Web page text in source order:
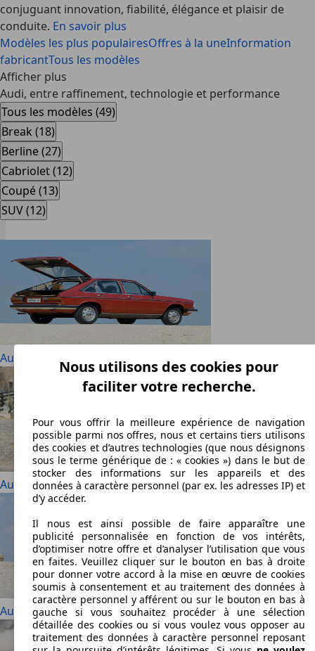
conjuguant innovation, fiabilité, élégance et plaisir de
conduite. En savoir plus
Modèles les plus populairesOffres à la uneInformation
fabricantTous les modèles
Afficher plus
Audi, entre raffinement, technologie et performance
Tous les modèles (49)
Break (18)
Berline (27)
Cabriolet (12)
Coupé (13)
SUV (12)
Audi 100
Audi 200
Audi 80
Nous utilisons des cookies pour
faciliter votre recherche.
Pour vous offrir la meilleure expérience de navigation
possible parmi nos offres, nous et certains tiers utilisons
des cookies et d’autres technologies (que nous désignons
sous le terme générique de : « cookies ») dans le but de
stocker des informations sur les appareils et des
données à caractère personnel (par ex. les adresses IP) et
d’y accéder.
Il nous est ainsi possible de faire apparaître une
publicité personnalisée en fonction de vos intérêts,
d’optimiser notre offre et d’analyser l’utilisation que vous
en faites. Veuillez cliquer sur le bouton en bas à droite
pour donner votre accord à la mise en œuvre de cookies
soumis à consentement et au traitement des données à
caractère personnel y afférent ou sur le bouton en bas à
gauche si vous souhaitez procéder à une sélection
détaillée des cookies ou si vous voulez vous opposer au
traitement des données à caractère personnel reposant